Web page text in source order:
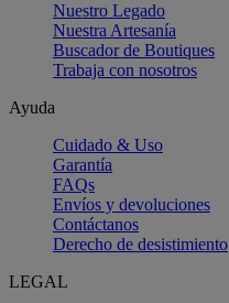
Nuestro Legado
Nuestra Artesanía
Buscador de Boutiques
Trabaja con nosotros
Ayuda
Cuidado & Uso
Garantía
FAQs
Envíos y devoluciones
Contáctanos
Derecho de desistimiento
LEGAL